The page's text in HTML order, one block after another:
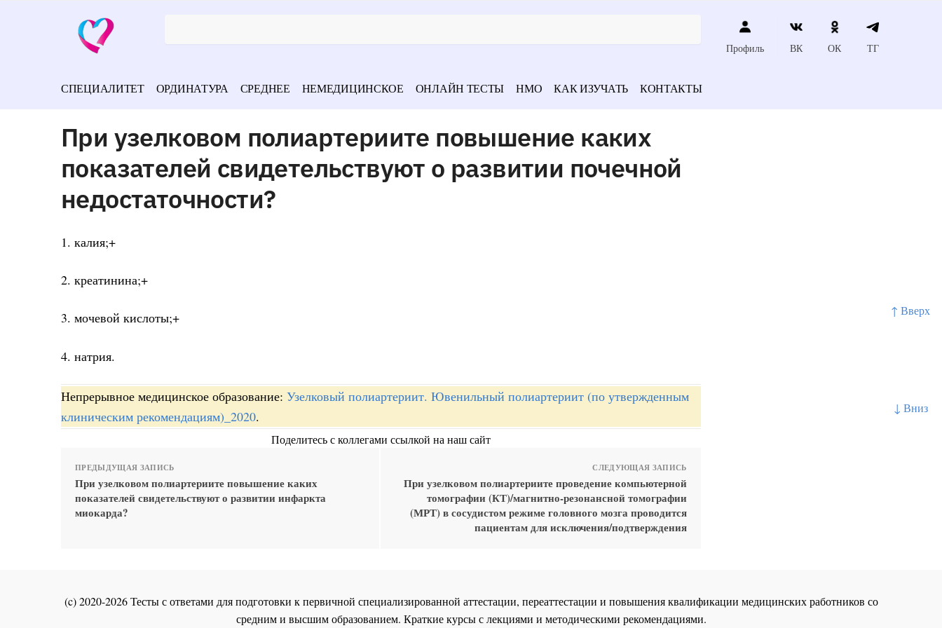
↑ Вверх
↓ Вниз
Профиль ВК ОК ТГ
СПЕЦИАЛИТЕТ ОРДИНАТУРА СРЕДНЕЕ НЕМЕДИЦИНСКОЕ ОНЛАЙН ТЕСТЫ НМО КАК ИЗУЧАТЬ КОНТАКТЫ
При узелковом полиартериите повышение каких
показателей свидетельствуют о развитии почечной
недостаточности?
1. калия;+
2. креатинина;+
3. мочевой кислоты;+
4. натрия.
Непрерывное медицинское образование: Узелковый полиартериит. Ювенильный полиартериит (по утвержденным
клиническим рекомендациям)_2020.
Поделитесь с коллегами ссылкой на наш сайт
ПРЕДЫДУЩАЯ ЗАПИСЬ
При узелковом полиартериите повышение каких
показателей свидетельствуют о развитии инфаркта
миокарда?
СЛЕДУЮЩАЯ ЗАПИСЬ
При узелковом полиартериите проведение компьютерной
томографии (КТ)/магнитно-резонансной томографии
(МРТ) в сосудистом режиме головного мозга проводится
пациентам для исключения/подтверждения
(c) 2020-2026 Тесты с ответами для подготовки к первичной специализированной аттестации, переаттестации и повышения квалификации медицинских работников со
средним и высшим образованием. Краткие курсы с лекциями и методическими рекомендациями.